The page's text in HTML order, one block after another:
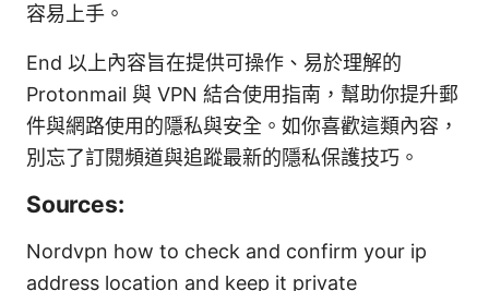
容易上手。
End 以上內容旨在提供可操作、易於理解的
Protonmail 與 VPN 結合使用指南，幫助你提升郵
件與網路使用的隱私與安全。如你喜歡這類內容，
別忘了訂閱頻道與追蹤最新的隱私保護技巧。
Sources:
Nordvpn how to check and confirm your ip
address location and keep it private